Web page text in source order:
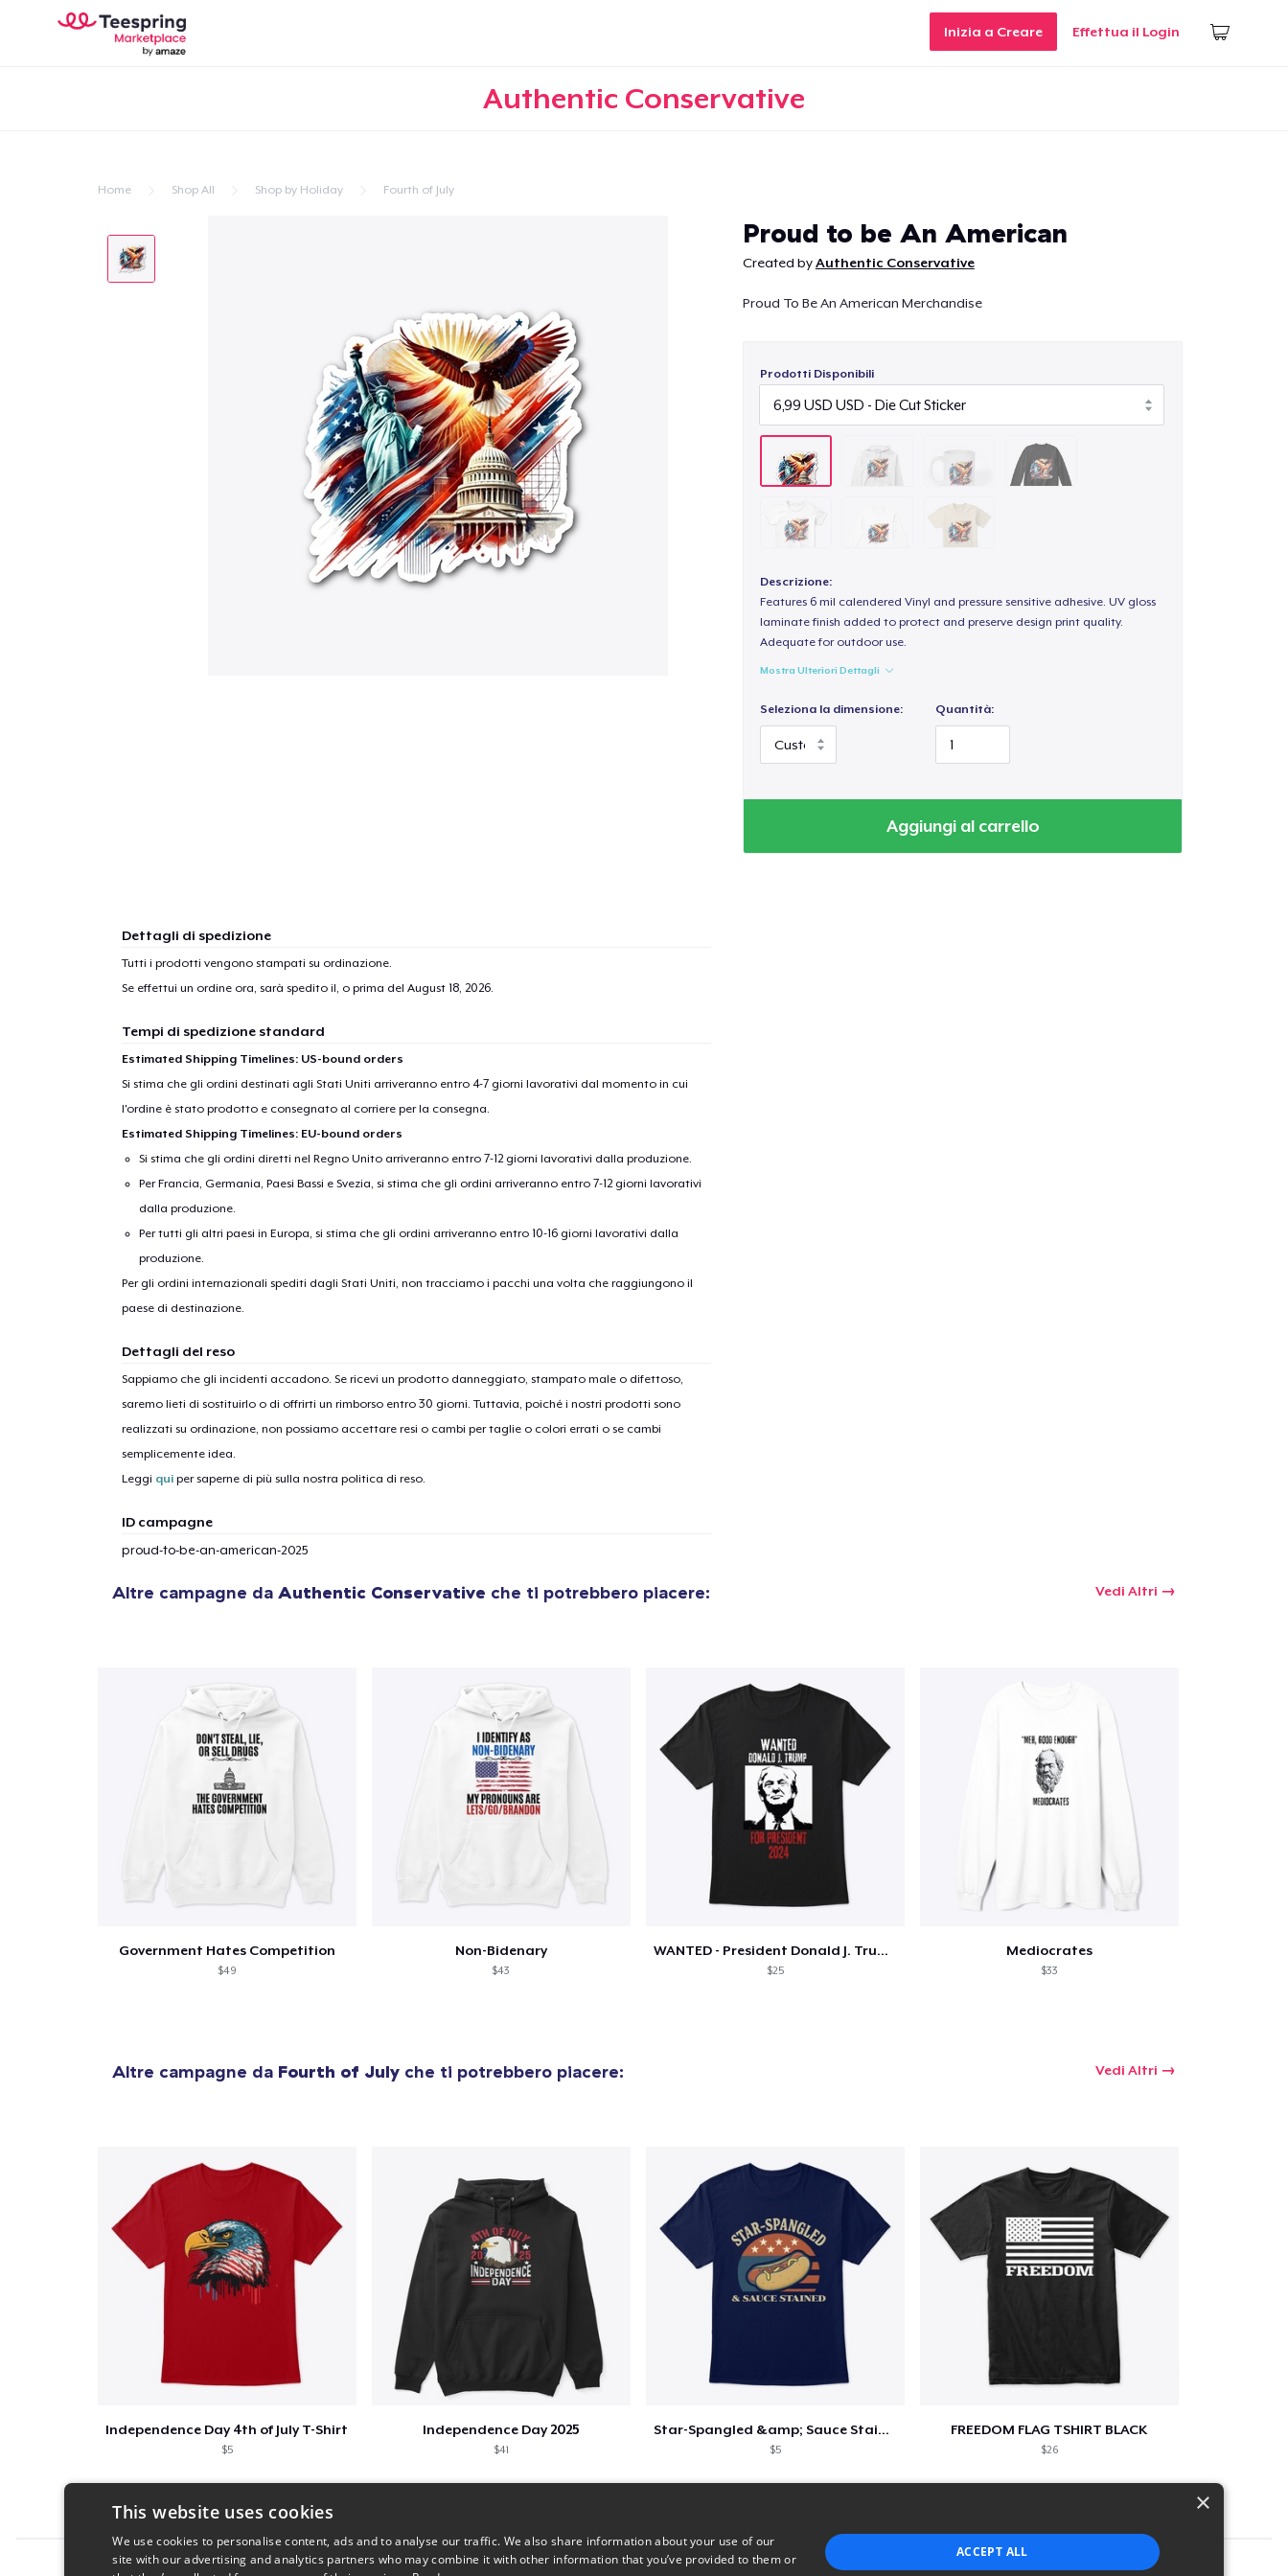
Inizia a Creare Effettua il Login
Authentic Conservative
Home Shop All Shop by Holiday Fourth of July
Proud to be An American
Created byAuthentic Conservative
Proud To Be An American Merchandise
Prodotti Disponibili
Descrizione:
Features 6 mil calendered Vinyl and pressure sensitive adhesive. UV gloss
laminate finish added to protect and preserve design print quality.
Adequate for outdoor use.
Mostra Ulteriori Dettagli
Seleziona la dimensione: Quantità:
Aggiungi al carrello
Dettagli di spedizione
Tutti i prodotti vengono stampati su ordinazione.
Se effettui un ordine ora, sarà spedito il, o prima del August 18, 2026.
Tempi di spedizione standard
Estimated Shipping Timelines: US-bound orders
Si stima che gli ordini destinati agli Stati Uniti arriveranno entro 4-7 giorni lavorativi dal momento in cui
l'ordine è stato prodotto e consegnato al corriere per la consegna.
Estimated Shipping Timelines: EU-bound orders
Si stima che gli ordini diretti nel Regno Unito arriveranno entro 7-12 giorni lavorativi dalla produzione.
Per Francia, Germania, Paesi Bassi e Svezia, si stima che gli ordini arriveranno entro 7-12 giorni lavorativi
dalla produzione.
Per tutti gli altri paesi in Europa, si stima che gli ordini arriveranno entro 10-16 giorni lavorativi dalla
produzione.
Per gli ordini internazionali spediti dagli Stati Uniti, non tracciamo i pacchi una volta che raggiungono il
paese di destinazione.
Dettagli del reso
Sappiamo che gli incidenti accadono. Se ricevi un prodotto danneggiato, stampato male o difettoso,
saremo lieti di sostituirlo o di offrirti un rimborso entro 30 giorni. Tuttavia, poiché i nostri prodotti sono
realizzati su ordinazione, non possiamo accettare resi o cambi per taglie o colori errati o se cambi
semplicemente idea.
Leggi quiper saperne di più sulla nostra politica di reso.
ID campagne
proud-to-be-an-american-2025
Altre campagne da Authentic Conservative che ti potrebbero piacere: Vedi Altri
Government Hates Competition
$49
Non-Bidenary
$43
WANTED - President Donald J. Trump
$25
Mediocrates
$33
Altre campagne da Fourth of July che ti potrebbero piacere: Vedi Altri
Independence Day 4th of July T-Shirt
$5
Independence Day 2025
$41
Star-Spangled &amp; Sauce Stained
$5
FREEDOM FLAG TSHIRT BLACK
$26
Report this product
1articolo aggiunto al carrello
Die Cut Sticker
34,99 USD
15,99 USD
Unisex Classic Crewneck Sweatshirt
23,99 USD
Classic Long Sleeve Tee
×
This website uses cookies
We use cookies to personalise content, ads and to analyse our traffic. We also share information about your use of our
site with our advertising and analytics partners who may combine it with other information that you’ve provided to them or
ACCEPT ALL